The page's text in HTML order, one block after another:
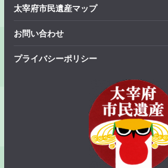
太宰府市民遺産マップ
お問い合わせ
プライバシーポリシー